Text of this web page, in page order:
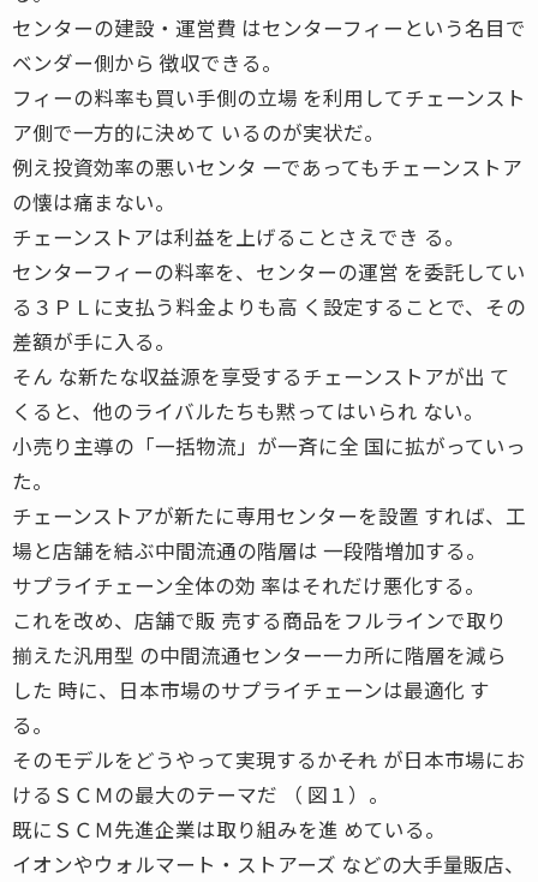
センターの建設・運営費 はセンターフィーという名目で
ベンダー側から 徴収できる。
フィーの料率も買い手側の立場 を利用してチェーンスト
ア側で一方的に決めて いるのが実状だ。
例え投資効率の悪いセンタ ーであってもチェーンストア
の懐は痛まない。
チェーンストアは利益を上げることさえでき る。
センターフィーの料率を、センターの運営 を委託してい
る３ＰＬに支払う料金よりも高 く設定することで、その
差額が手に入る。
そん な新たな収益源を享受するチェーンストアが出 て
くると、他のライバルたちも黙ってはいられ ない。
小売り主導の「一括物流」が一斉に全 国に拡がっていっ
た。
チェーンストアが新たに専用センターを設置 すれば、工
場と店舗を結ぶ中間流通の階層は 一段階増加する。
サプライチェーン全体の効 率はそれだけ悪化する。
これを改め、店舗で販 売する商品をフルラインで取り
揃えた汎用型 の中間流通センター一カ所に階層を減ら
した 時に、日本市場のサプライチェーンは最適化 す
る。
そのモデルをどうやって実現するか――それ が日本市場にお
けるＳＣＭの最大のテーマだ （ 図１）。
既にＳＣＭ先進企業は取り組みを進 めている。
イオンやウォルマート・ストアーズ などの大手量販店、